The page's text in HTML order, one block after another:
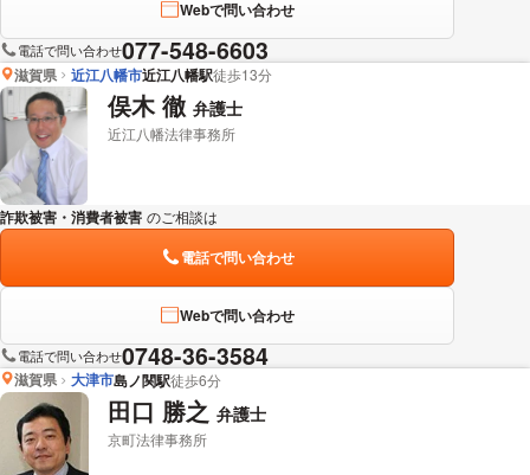
Webで問い合わせ
電話で問い合わせ077-548-6603
滋賀県 近江八幡市近江八幡駅徒歩13分
俣木 徹 弁護士
近江八幡法律事務所
詐欺被害・消費者被害 のご相談は
電話で問い合わせ
Webで問い合わせ
電話で問い合わせ0748-36-3584
滋賀県 大津市島ノ関駅徒歩6分
田口 勝之 弁護士
京町法律事務所